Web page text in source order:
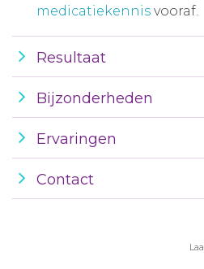
medicatiekennis vooraf.
Resultaat
Bijzonderheden
Ervaringen
Contact